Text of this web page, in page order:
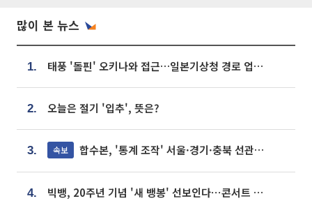
많이 본 뉴스
1. 태풍 '돌핀' 오키나와 접근…일본기상청 경로 업데이트
2. 오늘은 절기 '입추', 뜻은?
3. 속보 합수본, '통계 조작' 서울·경기·충북 선관위 등 추가 압수수색
4. 빅뱅, 20주년 기념 '새 뱅봉' 선보인다⋯콘서트 앞두고 팝업 개최